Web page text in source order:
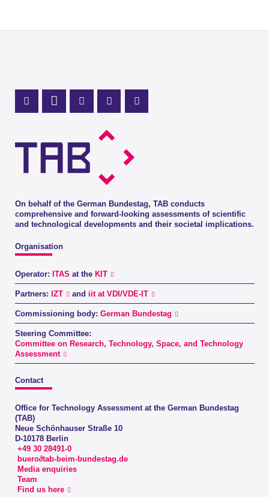
On behalf of the German Bundestag, TAB conducts
comprehensive and forward-looking assessments of scientific
and technological developments and their societal implications.
Organisation
Operator: ITAS at the KIT
Partners: IZT and iit at VDI/VDE-IT
Commissioning body: German Bundestag
Steering Committee:
Committee on Research, Technology, Space, and Technology
Assessment
Contact
Office for Technology Assessment at the German Bundestag
(TAB)
Neue Schönhauser Straße 10
D-10178 Berlin
+49 30 28491-0
buero∂tab-beim-bundestag.de
Media enquiries
Team
Find us here
Mastodon Profile
LinkedIn Profile
X Channel (Twitter)
Instagram Profile
Youtube Profile